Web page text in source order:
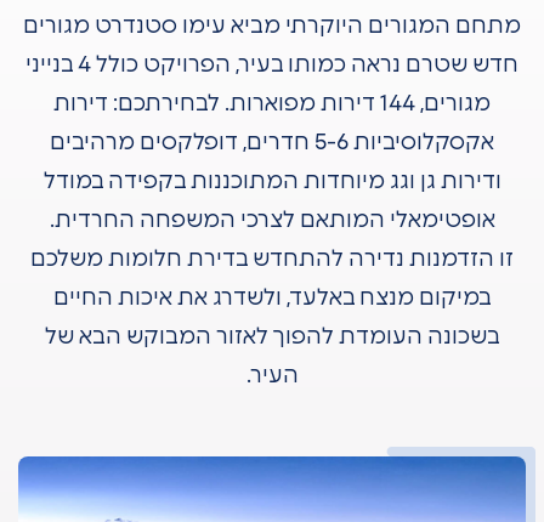
מתחם המגורים היוקרתי מביא עימו סטנדרט מגורים
חדש שטרם נראה כמותו בעיר, הפרויקט כולל 4 בנייני
מגורים, 144 דירות מפוארות. לבחירתכם: דירות
אקסקלוסיביות 5-6 חדרים, דופלקסים מרהיבים
ודירות גן וגג מיוחדות המתוכננות בקפידה במודל
אופטימאלי המותאם לצרכי המשפחה החרדית.
זו הזדמנות נדירה להתחדש בדירת חלומות משלכם
במיקום מנצח באלעד, ולשדרג את איכות החיים
בשכונה העומדת להפוך לאזור המבוקש הבא של
העיר.